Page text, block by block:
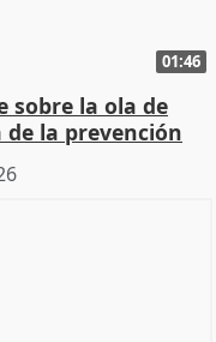
01:46
sobre la ola de
la prevención